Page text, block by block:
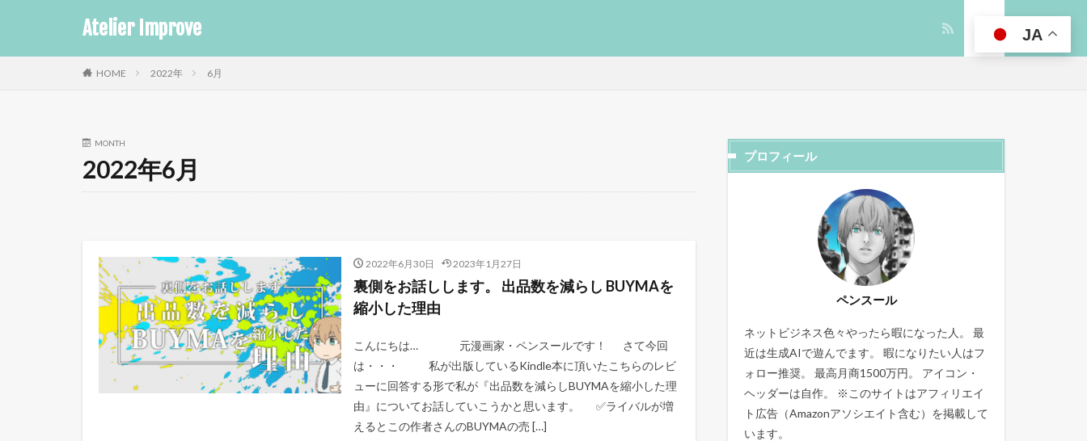
Atelier Improve
HOME 2022年 6月
MONTH
2022年6月
2022年6月30日 2023年1月27日
裏側をお話しします。 出品数を減らし BUYMAを
縮小した理由
こんにちは… 元漫画家・ペンスールです！ さて今回
は・・・ 私が出版しているKindle本に頂いたこちらのレビ
ューに回答する形で私が『出品数を減らしBUYMAを縮小した理
由』についてお話していこうかと思います。 ✅ライバルが増
えるとこの作者さんのBUYMAの売 […]
プロフィール
ペンスール
ネットビジネス色々やったら暇になった人。 最
近は生成AIで遊んでます。 暇になりたい人はフ
ォロー推奨。 最高月商1500万円。 アイコン・
ヘッダーは自作。 ※このサイトはアフィリエイ
ト広告（Amazonアソシエイト含む）を掲載して
います。
JA